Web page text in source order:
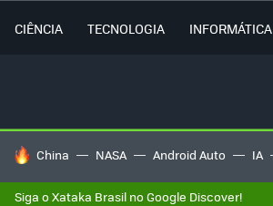
CIÊNCIA TECNOLOGIA INFORMÁTICA
TENDÊNCIAS DO DIA
China NASA Android Auto IA
Siga o Xataka Brasil no Google Discover!